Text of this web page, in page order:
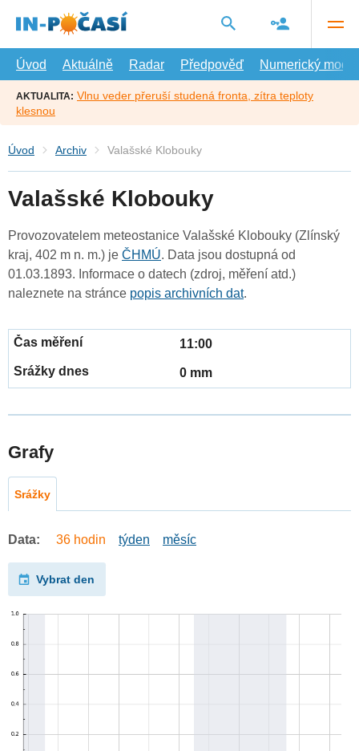
hlavní
Úvod
Aktuálně Radar Předpověď Numerický model
AKTUALITA: Vlnu veder přeruší studená fronta, zítra teploty
klesnou
Úvod Archiv Valašské Klobouky
Valašské Klobouky
Provozovatelem meteostanice Valašské Klobouky (Zlínský
kraj, 402 m n. m.) je ČHMÚ. Data jsou dostupná od
01.03.1893. Informace o datech (zdroj, měření atd.)
naleznete na stránce popis archivních dat.
11:00
0 mm
Grafy
Srážky
Data: 36 hodin týden měsíc
Vybrat den